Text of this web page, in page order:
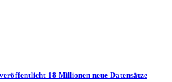
18 Millionen neue Datensätze